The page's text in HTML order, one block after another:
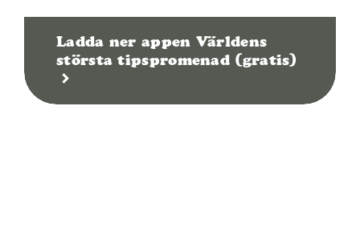
Ladda ner appen Världens
största tipspromenad (gratis)